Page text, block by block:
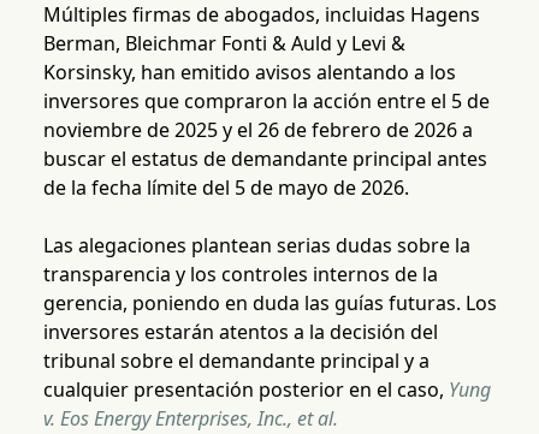
Múltiples firmas de abogados, incluidas Hagens
Berman, Bleichmar Fonti & Auld y Levi &
Korsinsky, han emitido avisos alentando a los
inversores que compraron la acción entre el 5 de
noviembre de 2025 y el 26 de febrero de 2026 a
buscar el estatus de demandante principal antes
de la fecha límite del 5 de mayo de 2026.
Las alegaciones plantean serias dudas sobre la
transparencia y los controles internos de la
gerencia, poniendo en duda las guías futuras. Los
inversores estarán atentos a la decisión del
tribunal sobre el demandante principal y a
cualquier presentación posterior en el caso, Yung
v. Eos Energy Enterprises, Inc., et al.